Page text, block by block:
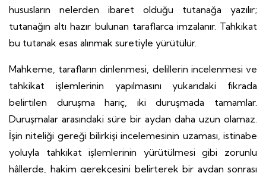
hususların nelerden ibaret olduğu tutanağa yazılır;
tutanağın altı hazır bulunan taraflarca imzalanır. Tahkikat
bu tutanak esas alınmak suretiyle yürütülür.
Mahkeme, tarafların dinlenmesi, delillerin incelenmesi ve
tahkikat işlemlerinin yapılmasını yukarıdaki fıkrada
belirtilen duruşma hariç, iki duruşmada tamamlar.
Duruşmalar arasındaki süre bir aydan daha uzun olamaz.
İşin niteliği gereği bilirkişi incelemesinin uzaması, istinabe
yoluyla tahkikat işlemlerinin yürütülmesi gibi zorunlu
hâllerde, hakim gerekçesini belirterek bir aydan sonrası